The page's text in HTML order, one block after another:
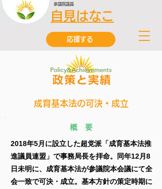
自見はなこ
参議院議員
応援する
成育基本法の可決・成立
概 要
2018年5月に設立した超党派「成育基本法推
進議員連盟」で事務局長を拝命。同年12月8
日未明に、成育基本法が参議院本会議にて全
会一致で可決・成立。基本方針の策定時期に